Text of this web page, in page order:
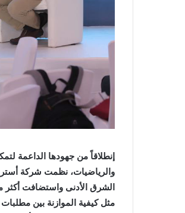
إنطلاقاً من جهودها الداعمة
والرياضيات، نظمت شركة
الشرق الأدنى واستضافت
مثل كيفية الموازنة بين